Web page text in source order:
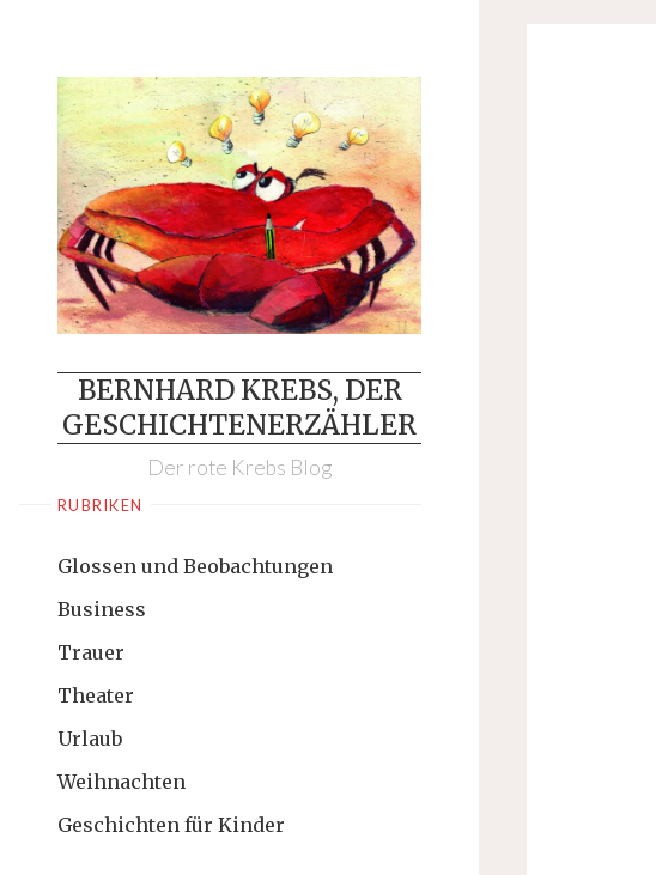
content
BERNHARD KREBS, DER
GESCHICHTENERZÄHLER
Der rote Krebs Blog
RUBRIKEN
Glossen und Beobachtungen
Business
Trauer
Theater
Urlaub
Weihnachten
Geschichten für Kinder